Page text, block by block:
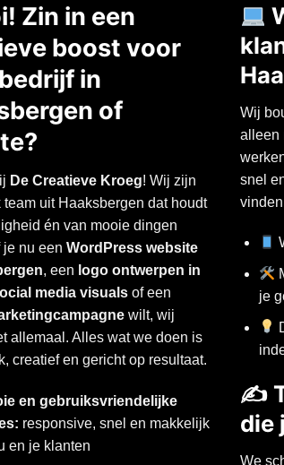
Zin in een
boost voor
in
of
De Creatieve Kroeg! Wij zijn
uit Haaksbergen dat houdt
én van mooie dingen
je nu een WordPress website
, een logo ontwerpen in
media visuals of een
wilt, wij
allemaal. Alles wat we doen is
creatief en gericht op resultaat.
en gebruiksvriendelijke
responsive, snel en makkelijk
en je klanten
Wij
alleen
snel
je
✍️
die
We